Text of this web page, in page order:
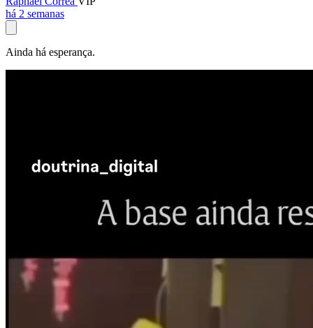
há 2 semanas
Ainda há esperança.